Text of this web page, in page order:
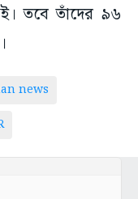
তবে তাঁদের ৯৬
news